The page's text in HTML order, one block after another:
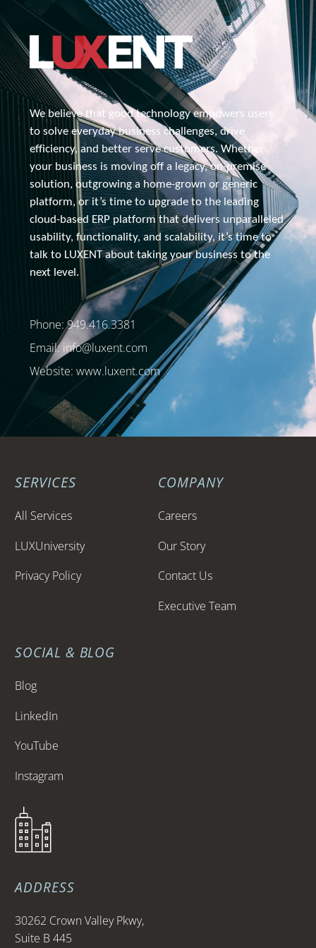
We believe that good technology empowers users
to solve everyday business challenges, drive
efficiency, and better serve customers. Whether
your business is moving off a legacy, on-premise
solution, outgrowing a home-grown or generic
platform, or it’s time to upgrade to the leading
cloud-based ERP platform that delivers unparalleled
usability, functionality, and scalability, it’s time to
talk to LUXENT about taking your business to the
next level.
Phone: 949.416.3381
Email:info@luxent.com
Website: www.luxent.com
SERVICES
All Services
LUXUniversity
Privacy Policy
COMPANY
Careers
Our Story
Contact Us
Executive Team
SOCIAL & BLOG
Blog
LinkedIn
YouTube
Instagram
ADDRESS
30262 Crown Valley Pkwy,
Suite B 445